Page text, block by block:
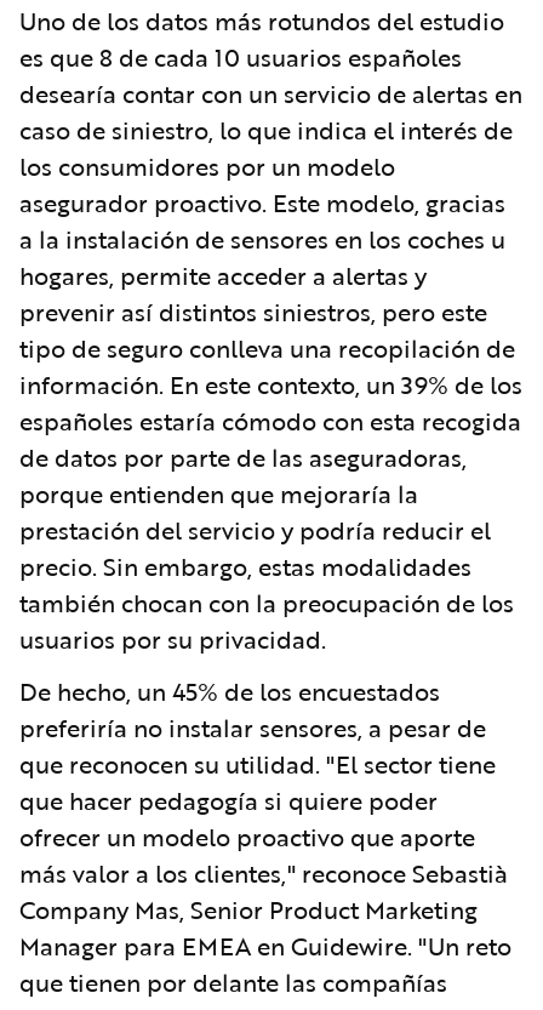
Uno de los datos más rotundos del estudio
es que 8 de cada 10 usuarios españoles
desearía contar con un servicio de alertas en
caso de siniestro, lo que indica el interés de
los consumidores por un modelo
asegurador proactivo. Este modelo, gracias
a la instalación de sensores en los coches u
hogares, permite acceder a alertas y
prevenir así distintos siniestros, pero este
tipo de seguro conlleva una recopilación de
información. En este contexto, un 39% de los
españoles estaría cómodo con esta recogida
de datos por parte de las aseguradoras,
porque entienden que mejoraría la
prestación del servicio y podría reducir el
precio. Sin embargo, estas modalidades
también chocan con la preocupación de los
usuarios por su privacidad.
De hecho, un 45% de los encuestados
preferiría no instalar sensores, a pesar de
que reconocen su utilidad. "El sector tiene
que hacer pedagogía si quiere poder
ofrecer un modelo proactivo que aporte
más valor a los clientes," reconoce Sebastià
Company Mas, Senior Product Marketing
Manager para EMEA en Guidewire. "Un reto
que tienen por delante las compañías